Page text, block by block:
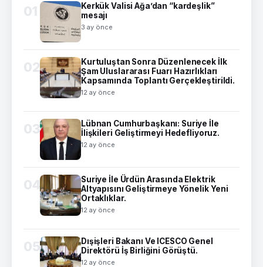
01
Kerkük Valisi Ağa’dan “kardeşlik”
mesajı
3 ay önce
02
Kurtuluştan Sonra Düzenlenecek İlk
Şam Uluslararası Fuarı Hazırlıkları
Kapsamında Toplantı Gerçekleştirildi.
12 ay önce
03
Lübnan Cumhurbaşkanı: Suriye İle
İlişkileri Geliştirmeyi Hedefliyoruz.
12 ay önce
04
Suriye İle Ürdün Arasında Elektrik
Altyapısını Geliştirmeye Yönelik Yeni
Ortaklıklar.
12 ay önce
05
Dışişleri Bakanı Ve ICESCO Genel
Direktörü İş Birliğini Görüştü.
12 ay önce